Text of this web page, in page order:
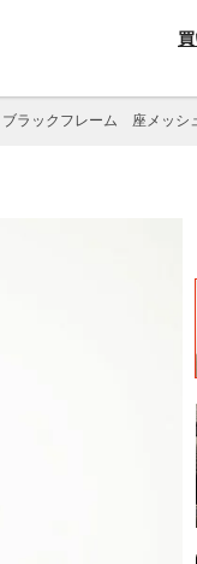
ックフレーム 座メッ